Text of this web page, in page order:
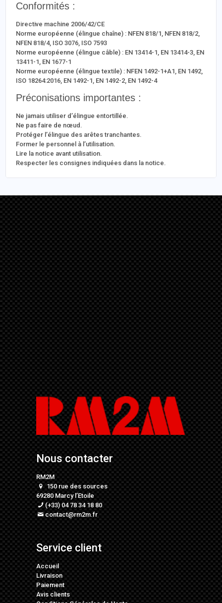
Conformités :
Directive machine 2006/42/CE
Norme européenne (élingue chaîne) : NFEN 818/1, NFEN 818/2,
NFEN 818/4, ISO 3076, ISO 7593
Norme européenne (élingue câble) : EN 13414-1, EN 13414-3, EN
13411-1, EN 1677-1
Norme européenne (élingue textile) : NFEN 1492-1+A1, EN 1492,
ISO 18264:2016, EN 1492-1, EN 1492-2, EN 1492-4
Préconisations importantes :
Ne jamais utiliser d’élingue entortillée.
Ne pas faire de nœud.
Protéger l’élingue des arêtes tranchantes.
Former le personnel à l’utilisation.
Lire la notice avant utilisation.
Respecter les consignes indiquées dans la notice.
Nous contacter
RM2M
150 rue des sources
69280 Marcy l’Etoile
(+33) 04 78 34 18 80
contact@rm2m.fr
Service client
Accueil
Livraison
Paiement
Avis clients